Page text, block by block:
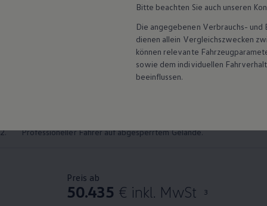
GTIClubsport
2.
Professioneller Fahrer auf abgesperrtem Gelände.
Preis ab
50.435 € inkl. MwSt 3
Bitte beachten Sie auch unseren
Die angegebenen Verbrauchs- und
dienen allein Vergleichszwecken
können relevante
sowie dem individuellen
beeinflussen.